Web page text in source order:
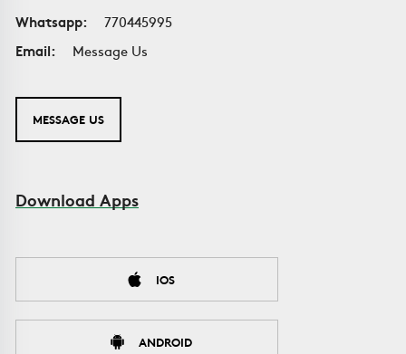
Whatsapp:
770445995
Email:
Message Us
MESSAGE US
Download Apps
IOS
ANDROID